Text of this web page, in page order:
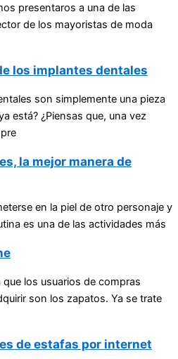
presentaros a una de las
de los mayoristas de moda
los implantes dentales
son simplemente una pieza
está? ¿Piensas que, una vez
la mejor manera de
en la piel de otro personaje y
es una de las actividades más
los usuarios de compras
son los zapatos. Ya se trate
de estafas por internet